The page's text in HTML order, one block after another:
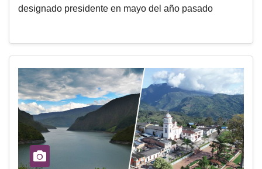
designado presidente en mayo del año pasado